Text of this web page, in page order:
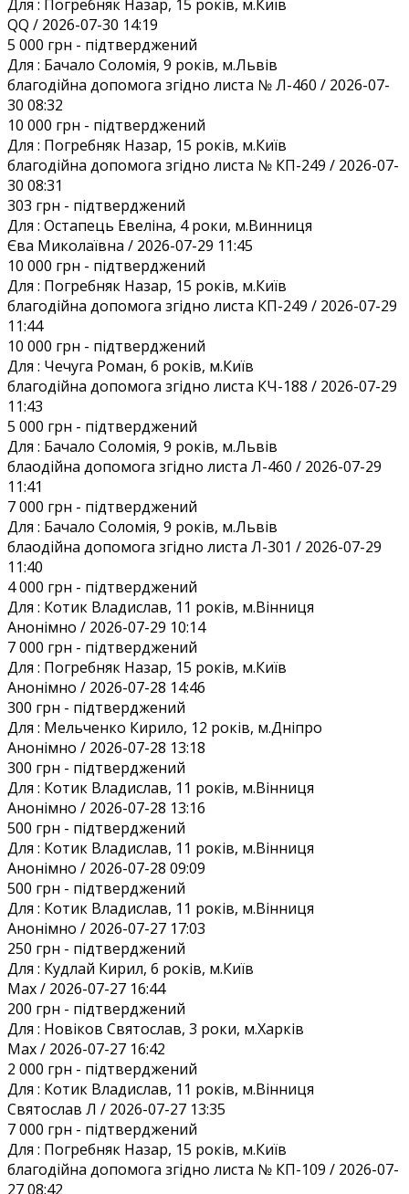
Для : Погребняк Назар, 15 років, м.Київ
QQ / 2026-07-30 14:19
5 000 грн - підтверджений
Для : Бачало Соломія, 9 років, м.Львів
благодійна допомога згідно листа № Л-460 / 2026-07-
30 08:32
10 000 грн - підтверджений
Для : Погребняк Назар, 15 років, м.Київ
благодійна допомога згідно листа № КП-249 / 2026-07-
30 08:31
303 грн - підтверджений
Для : Остапець Евеліна, 4 роки, м.Винниця
Єва Миколаївна / 2026-07-29 11:45
10 000 грн - підтверджений
Для : Погребняк Назар, 15 років, м.Київ
благодійна допомога згідно листа КП-249 / 2026-07-29
11:44
10 000 грн - підтверджений
Для : Чечуга Роман, 6 років, м.Київ
благодійна допомога згідно листа КЧ-188 / 2026-07-29
11:43
5 000 грн - підтверджений
Для : Бачало Соломія, 9 років, м.Львів
блаодійна допомога згідно листа Л-460 / 2026-07-29
11:41
7 000 грн - підтверджений
Для : Бачало Соломія, 9 років, м.Львів
блаодійна допомога згідно листа Л-301 / 2026-07-29
11:40
4 000 грн - підтверджений
Для : Котик Владислав, 11 років, м.Вінниця
Анонiмно / 2026-07-29 10:14
7 000 грн - підтверджений
Для : Погребняк Назар, 15 років, м.Київ
Анонiмно / 2026-07-28 14:46
300 грн - підтверджений
Для : Мельченко Кирило, 12 років, м.Дніпро
Анонiмно / 2026-07-28 13:18
300 грн - підтверджений
Для : Котик Владислав, 11 років, м.Вінниця
Анонiмно / 2026-07-28 13:16
500 грн - підтверджений
Для : Котик Владислав, 11 років, м.Вінниця
Анонiмно / 2026-07-28 09:09
500 грн - підтверджений
Для : Котик Владислав, 11 років, м.Вінниця
Анонiмно / 2026-07-27 17:03
250 грн - підтверджений
Для : Кудлай Кирил, 6 років, м.Київ
Max / 2026-07-27 16:44
200 грн - підтверджений
Для : Новіков Святослав, 3 роки, м.Харків
Max / 2026-07-27 16:42
2 000 грн - підтверджений
Для : Котик Владислав, 11 років, м.Вінниця
Святослав Л / 2026-07-27 13:35
7 000 грн - підтверджений
Для : Погребняк Назар, 15 років, м.Київ
благодійна допомога згідно листа № КП-109 / 2026-07-
27 08:42